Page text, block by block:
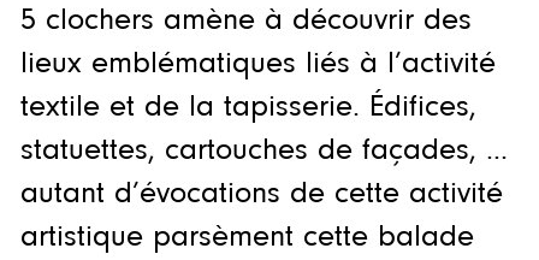
5 clochers amène à découvrir des
lieux emblématiques liés à l’activité
textile et de la tapisserie. Édifices,
statuettes, cartouches de façades, …
autant d’évocations de cette activité
artistique parsèment cette balade